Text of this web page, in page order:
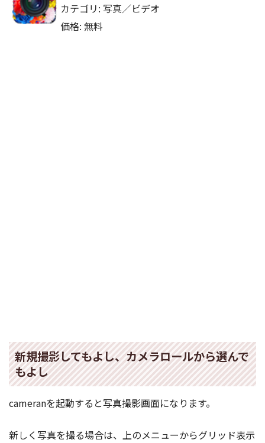
カテゴリ: 写真／ビデオ
価格: 無料
新規撮影してもよし、カメラロールから選んで
もよし
cameranを起動すると写真撮影画面になります。
新しく写真を撮る場合は、上のメニューからグリッド表示